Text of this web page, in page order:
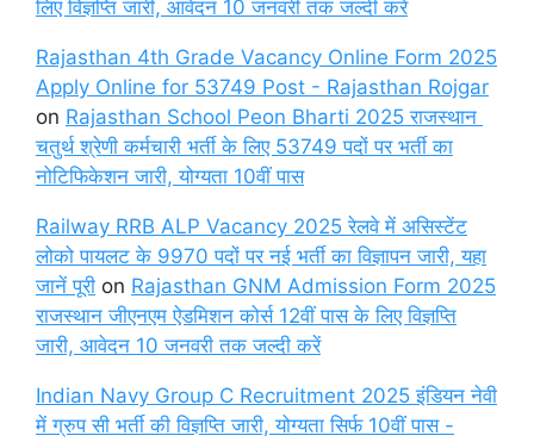
लिए विज्ञप्ति जारी, आवेदन 10 जनवरी तक जल्दी करें
Rajasthan 4th Grade Vacancy Online Form 2025
Apply Online for 53749 Post - Rajasthan Rojgar
on Rajasthan School Peon Bharti 2025 राजस्थान
चतुर्थ श्रेणी कर्मचारी भर्ती के लिए 53749 पदों पर भर्ती का
नोटिफिकेशन जारी, योग्यता 10वीं पास
Railway RRB ALP Vacancy 2025 रेलवे में असिस्टेंट
लोको पायलट के 9970 पदों पर नई भर्ती का विज्ञापन जारी, यहा
जानें पूरी on Rajasthan GNM Admission Form 2025
राजस्थान जीएनएम ऐडमिशन कोर्स 12वीं पास के लिए विज्ञप्ति
जारी, आवेदन 10 जनवरी तक जल्दी करें
Indian Navy Group C Recruitment 2025 इंडियन नेवी
में ग्रुप सी भर्ती की विज्ञप्ति जारी, योग्यता सिर्फ 10वीं पास -